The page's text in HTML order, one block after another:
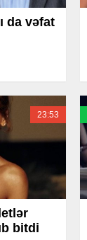
da vəfat
23:53
bitdi